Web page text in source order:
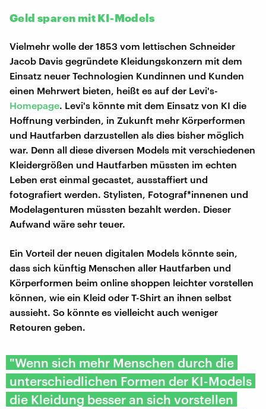
Geld sparen mit KI-Models
Vielmehr wolle der 1853 vom lettischen Schneider
Jacob Davis gegründete Kleidungskonzern mit dem
Einsatz neuer Technologien Kundinnen und Kunden
einen Mehrwert bieten, heißt es auf der Levi's-
Homepage. Levi's könnte mit dem Einsatz von KI die
Hoffnung verbinden, in Zukunft mehr Körperformen
und Hautfarben darzustellen als dies bisher möglich
war. Denn all diese diversen Models mit verschiedenen
Kleidergrößen und Hautfarben müssten im echten
Leben erst einmal gecastet, ausstaffiert und
fotografiert werden. Stylisten, Fotograf*innenen und
Modelagenturen müssten bezahlt werden. Dieser
Aufwand wäre sehr teuer.
Ein Vorteil der neuen digitalen Models könnte sein,
dass sich künftig Menschen aller Hautfarben und
Körperformen beim online shoppen leichter vorstellen
können, wie ein Kleid oder T-Shirt an ihnen selbst
aussieht. So könnte es vielleicht auch weniger
Retouren geben.
"Wenn sich mehr Menschen durch die
unterschiedlichen Formen der KI-Models
die Kleidung besser an sich vorstellen